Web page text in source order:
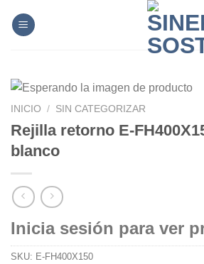
INICIO / SIN CATEGORIZAR
Rejilla retorno E-
blanco
Inicia sesión para ver
SKU: E-FH400X150